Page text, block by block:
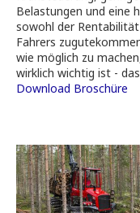
Belastungen und eine
sowohl der
Fahrers
wie möglich zu
wirklich wichtig ist -
Download Broschüre